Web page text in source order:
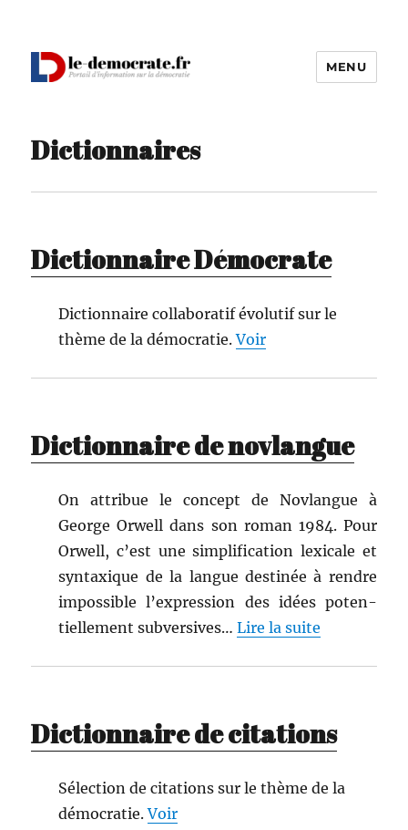
MENU
Dictionnaires
Dictionnaire Démocrate
Dic­tio­n­naire col­lab­o­ratif évo­lu­tif sur le
thème de la démoc­ra­tie.Voir
Dictionnaire de novlangue
On attribue le con­cept de Novlangue à
George Orwell dans son roman 1984. Pour
Orwell, c’est une sim­pli­fi­ca­tion lex­i­cale et
syn­tax­ique de la langue des­tinée à ren­dre
impos­si­ble l’expression des idées poten­
tielle­ment sub­ver­sives…Lire la suite
Dictionnaire de citations
Sélec­tion de cita­tions sur le thème de la
démoc­ra­tie.Voir